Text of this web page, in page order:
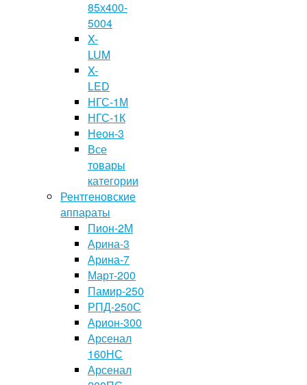
85х400-
5004
X-
LUM
X-
LED
НГС-1М
НГС-1К
Неон-3
Все
товары
категории
Рентгеновские
аппараты
Пион-2М
Арина-3
Арина-7
Март-200
Памир-250
РПД-250С
Арион-300
Арсенал
160НС
Арсенал